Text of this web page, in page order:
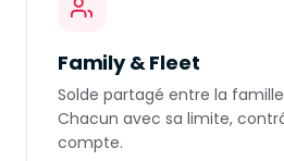
Family & Fleet
Solde partagé entre la
Chacun avec sa limite,
compte.